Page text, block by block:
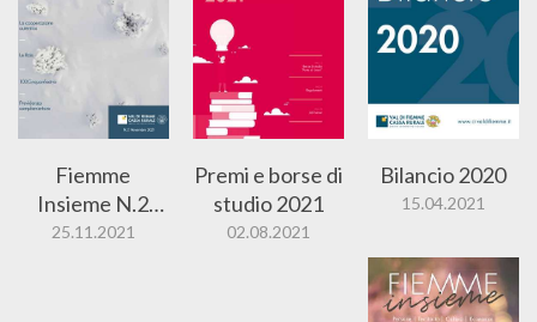
Fiemme
Insieme N.2
2021
25.11.2021
Premi e borse di
studio 2021
02.08.2021
Bilancio 2020
15.04.2021